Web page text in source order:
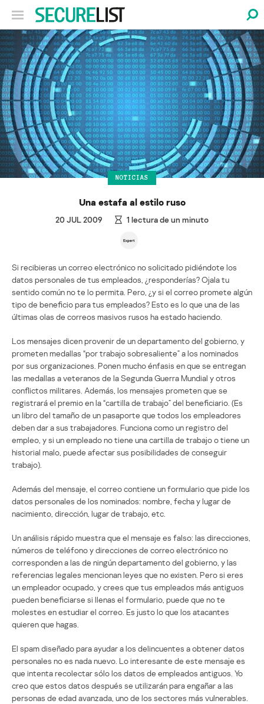
NOTICIAS
Una estafa al estilo ruso
20 JUL 2009 1 lectura de un minuto
Si recibieras un correo electrónico no solicitado pidiéndote los
datos personales de tus empleados, ¿responderías? Ojala tu
sentido común no te lo permita. Pero, ¿y si el correo promete algún
tipo de beneficio para tus empleados? Esto es lo que una de las
últimas olas de correos masivos rusos ha estado haciendo.
Los mensajes dicen provenir de un departamento del gobierno, y
prometen medallas “por trabajo sobresaliente” a los nominados
por sus organizaciones. Ponen mucho énfasis en que se entregan
las medallas a veteranos de la Segunda Guerra Mundial y otros
conflictos militares. Además, los mensajes prometen que se
registrará el premio en la “cartilla de trabajo” del beneficiario. (Es
un libro del tamaño de un pasaporte que todos los empleadores
deben dar a sus trabajadores. Funciona como un registro del
empleo, y si un empleado no tiene una cartilla de trabajo o tiene un
historial malo, puede afectar sus posibilidades de conseguir
trabajo).
Además del mensaje, el correo contiene un formulario que pide los
datos personales de los nominados: nombre, fecha y lugar de
nacimiento, dirección, lugar de trabajo, etc.
Un análisis rápido muestra que el mensaje es falso: las direcciones,
números de teléfono y direcciones de correo electrónico no
corresponden a las de ningún departamento del gobierno, y las
referencias legales mencionan leyes que no existen. Pero si eres
un empleador ocupado, y crees que tus empleados más antiguos
pueden beneficiarse si llenas el formulario, puede que no te
molestes en estudiar el correo. Es justo lo que los atacantes
quieren que hagas.
El spam diseñado para ayudar a los delincuentes a obtener datos
personales no es nada nuevo. Lo interesante de este mensaje es
que intenta recolectar sólo los datos de empleados antiguos. Yo
creo que estos datos después se utilizarán para engañar a las
personas de edad avanzada, uno de los sectores más vulnerables.